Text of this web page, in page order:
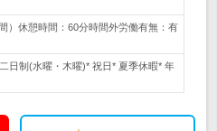
）休憩時間：60分時間外労働有無：有
日制(水曜・木曜)* 祝日* 夏季休暇* 年